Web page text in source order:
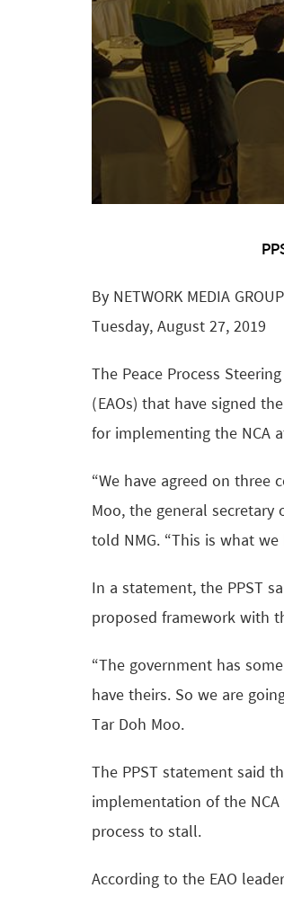
By NETWORK MEDIA
Tuesday, August 27, 2019
The Peace Process
(EAOs) that have signed
for implementing the NCA
“We have agreed on
Moo, the general
told NMG. “This is what
In a statement, the PPST
proposed framework with
“The government has
have theirs. So we are
Tar Doh Moo.
The PPST statement said
implementation of the
process to stall.
According to the EAO